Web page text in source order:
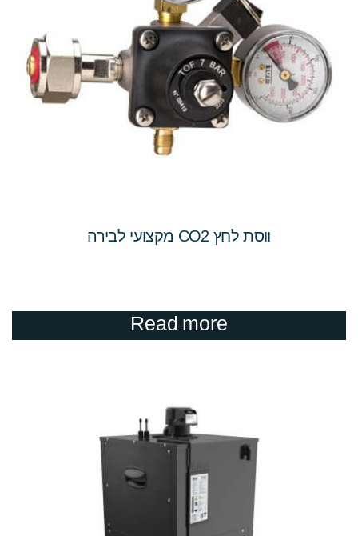
ווסת לחץ CO2 מקצועי לבירה
Read more